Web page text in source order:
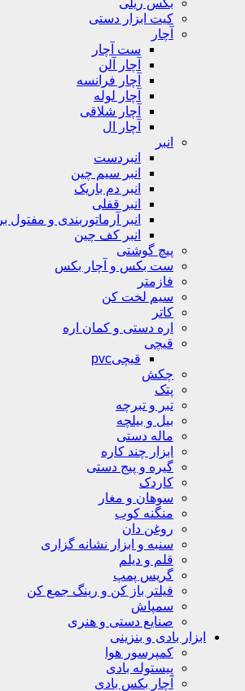
بکس ریلی
کیت ابزار دستی
آچار
ست آچار
آچار آلن
آچار فرانسه
آچار لوله
آچار شلاقی
آچار ال
انبر
انبردست
انبر سیم چین
انبر دم باریک
انبر قفلی
انبر آرماتوربندی و مفتول بر
انبر کف چین
پیچ گوشتی
ست بکس و آچار بکس
فازمتر
سیم لخت کن
کاتر
اره دستی و کمان اره
قیچی
قیچیpvc
چکش
پتک
تبر و تبرچه
بیل و بیلچه
ماله دستی
ابزار چند کاره
گیره و پیج دستی
کاردک
سوهان و مغار
منگنه کوب
روغن دان
سنبه و ابزار نشانه گزاری
قلم و دیلم
گریس پمپ
فیلتر باز کن و رینگ جمع کن
سمپاش
صنایع دستی و هنری
ابزار بادی و بنزینی
کمپرسور هوا
پیستوله بادی
آچار بکس بادی